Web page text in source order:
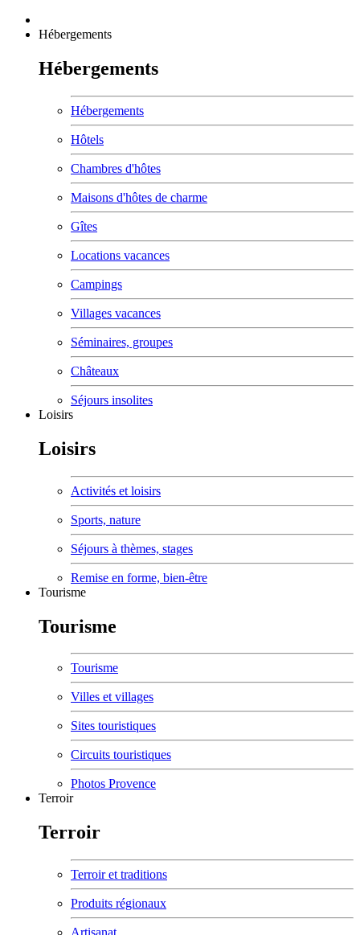
Hébergements
Hébergements
Hébergements
Hôtels
Chambres d'hôtes
Maisons d'hôtes de charme
Gîtes
Locations vacances
Campings
Villages vacances
Séminaires, groupes
Châteaux
Séjours insolites
Loisirs
Loisirs
Activités et loisirs
Sports, nature
Séjours à thèmes, stages
Remise en forme, bien-être
Tourisme
Tourisme
Tourisme
Villes et villages
Sites touristiques
Circuits touristiques
Photos Provence
Terroir
Terroir
Terroir et traditions
Produits régionaux